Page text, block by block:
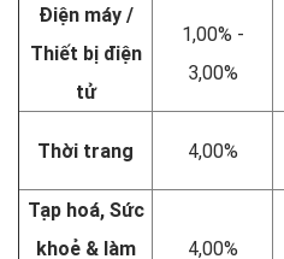
Điện máy /
Thiết bị điện
tử
1,00% -
3,00%
Thời trang 4,00%
Tạp hoá, Sức
khoẻ & làm
4,00%